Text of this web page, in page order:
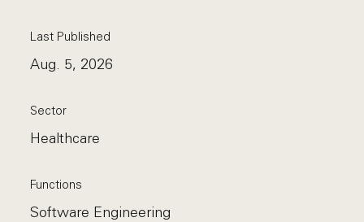
Last Published
Aug. 5, 2026
Sector
Healthcare
Functions
Software Engineering